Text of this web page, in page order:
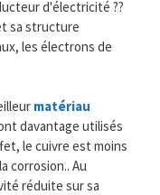
d'électricité ??
sa structure
les électrons de
matériau
davantage utilisés
le cuivre est moins
corrosion.. Au
réduite sur sa